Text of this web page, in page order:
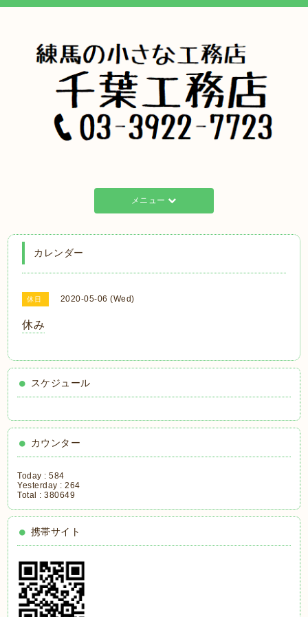
メニュー
カレンダー
休日 2020-05-06 (Wed)
休み
スケジュール
カウンター
Today :584
Yesterday :264
Total :380649
携帯サイト